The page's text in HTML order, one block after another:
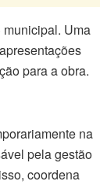
Uma
para a obra.
na
pela gestão
coordena